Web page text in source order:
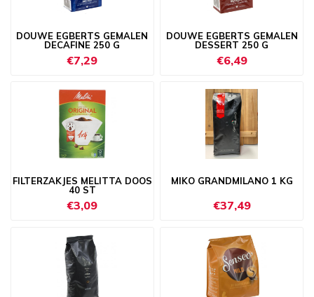
DOUWE EGBERTS GEMALEN
DECAFINE 250 G
€7,29
DOUWE EGBERTS GEMALEN
DESSERT 250 G
€6,49
FILTERZAKJES MELITTA DOOS
40 ST
€3,09
MIKO GRANDMILANO 1 KG
€37,49